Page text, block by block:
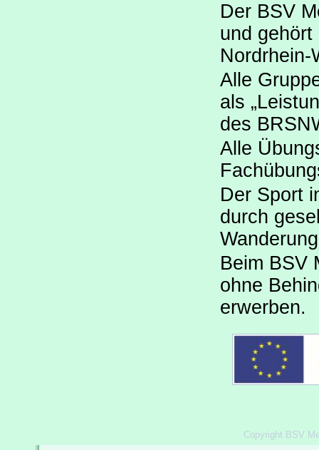
Der BSV
und gehört
Nordrhein-
Alle
als
des
Alle
Der Sport
durch
Beim BSV
ohne
erwerben.
Copyright BSV